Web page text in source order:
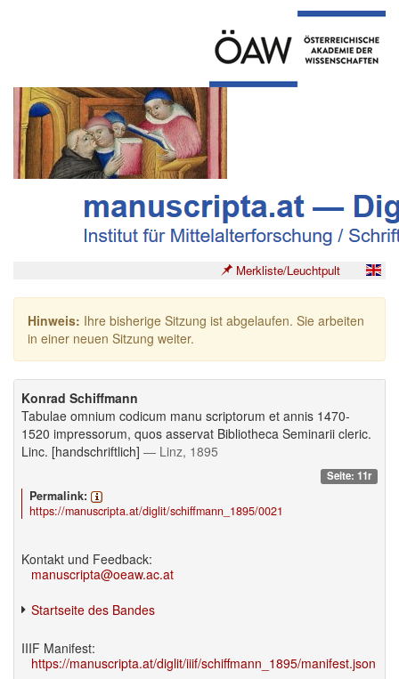
Merkliste/Leuchtpult
Hinweis: Ihre bisherige Sitzung ist abgelaufen. Sie arbeiten
in einer neuen Sitzung weiter.
Konrad Schiffmann
Tabulae omnium codicum manu scriptorum et annis 1470-
1520 impressorum, quos asservat Bibliotheca Seminarii cleric.
Linc. [handschriftlich] — Linz, 1895
Seite: 11r
Permalink:
https://manuscripta.at/diglit/schiffmann_1895/0021
Kontakt und Feedback:
manuscripta@oeaw.ac.at
Startseite des Bandes
IIIF Manifest:
https://manuscripta.at/diglit/iiif/schiffmann_1895/manifest.json